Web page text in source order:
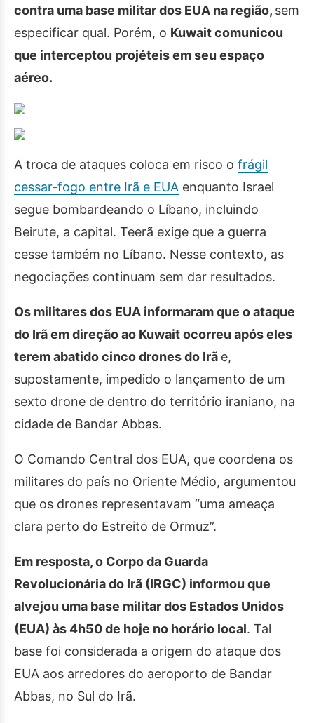
contra uma base militar dos EUA na região, sem
especificar qual. Porém, o Kuwait comunicou
que interceptou projéteis em seu espaço
aéreo.
A troca de ataques coloca em risco o frágil
cessar-fogo entre Irã e EUA enquanto Israel
segue bombardeando o Líbano, incluindo
Beirute, a capital. Teerã exige que a guerra
cesse também no Líbano. Nesse contexto, as
negociações continuam sem dar resultados.
Os militares dos EUA informaram que o ataque
do Irã em direção ao Kuwait ocorreu após eles
terem abatido cinco drones do Irã e,
supostamente, impedido o lançamento de um
sexto drone de dentro do território iraniano, na
cidade de Bandar Abbas.
O Comando Central dos EUA, que coordena os
militares do país no Oriente Médio, argumentou
que os drones representavam “uma ameaça
clara perto do Estreito de Ormuz”.
Em resposta, o Corpo da Guarda
Revolucionária do Irã (IRGC) informou que
alvejou uma base militar dos Estados Unidos
(EUA) às 4h50 de hoje no horário local. Tal
base foi considerada a origem do ataque dos
EUA aos arredores do aeroporto de Bandar
Abbas, no Sul do Irã.